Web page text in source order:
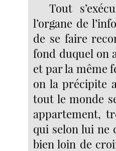
Tout
l’organe de
de se faire
fond duquel on
et par la même
on la précipite
tout le monde
appartement,
qui selon lui ne
bien loin de